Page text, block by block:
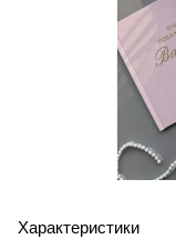
Характеристики